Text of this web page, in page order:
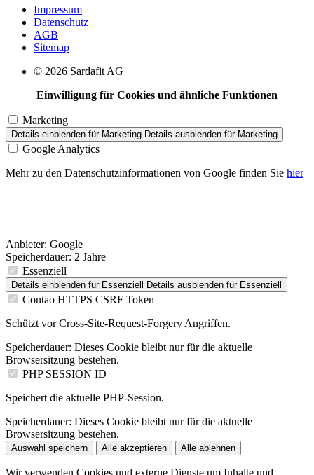
Impressum
Datenschutz
AGB
Sitemap
© 2026 Sardafit AG
Einwilligung für Cookies und ähnliche Funktionen
Marketing
Details einblenden für Marketing Details ausblenden für Marketing
Google Analytics
Mehr zu den Datenschutzinformationen von Google finden Sie hier
Anbieter: Google
Speicherdauer: 2 Jahre
Essenziell
Details einblenden für Essenziell Details ausblenden für Essenziell
Contao HTTPS CSRF Token
Schützt vor Cross-Site-Request-Forgery Angriffen.
Speicherdauer: Dieses Cookie bleibt nur für die aktuelle
Browsersitzung bestehen.
PHP SESSION ID
Speichert die aktuelle PHP-Session.
Speicherdauer: Dieses Cookie bleibt nur für die aktuelle
Browsersitzung bestehen.
Auswahl speichern Alle akzeptieren Alle ablehnen
Wir verwenden Cookies und externe Dienste um Inhalte und